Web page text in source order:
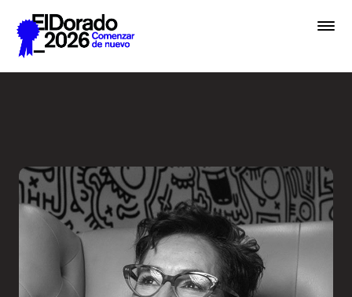
Saltar al contenido principal
Academias